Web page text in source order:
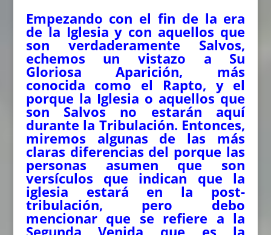
Empezando con el fin de la era
de la Iglesia y con aquellos que
son verdaderamente Salvos,
echemos un vistazo a Su
Gloriosa Aparición, más
conocida como el Rapto, y el
porque la Iglesia o aquellos que
son Salvos no estarán aquí
durante la Tribulación. Entonces,
miremos algunas de las más
claras diferencias del porque las
personas asumen que son
versículos que indican que la
iglesia estará en la post-
tribulación, pero debo
mencionar que se refiere a la
Segunda Venida que es la